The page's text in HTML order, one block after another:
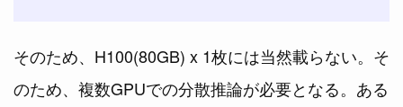
そのため、H100(80GB) x 1枚には当然載らない。そ
のため、複数GPUでの分散推論が必要となる。ある